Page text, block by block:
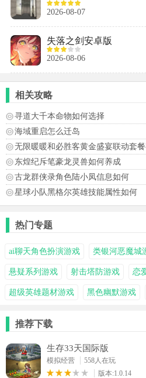
2026-08-07
失落之剑安卓版
2026-08-06
相关攻略
寻道大千本命物如何选择
海域重启怎么迁岛
无限暖暖和必胜客黄金盛宴联动套
东煌纪斥笔豪龙灵兽如何养成
古龙群侠录角色陆小凤信息如何
星球小队黑格尔英雄技能属性如何
热门专题
ai聊天角色扮演游戏 类银河恶魔城
悬疑系列游戏 射击塔防游戏 恋
超级英雄题材游戏 黑色幽默游戏
推荐下载
生存33天国际版
模拟经营
558人在玩
版本:1.0.14